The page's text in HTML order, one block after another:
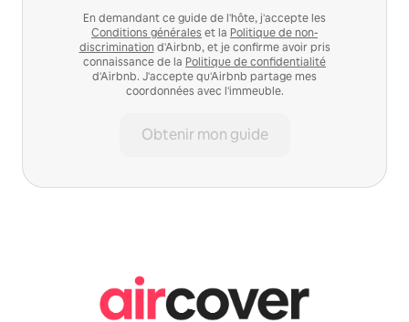
En demandant ce guide de l'hôte, j'accepte les
Conditions générales et la Politique de non-
discrimination d'Airbnb, et je confirme avoir pris
connaissance de la Politique de confidentialité
d'Airbnb. J'accepte qu'Airbnb partage mes
coordonnées avec l'immeuble.
Obtenir mon guide